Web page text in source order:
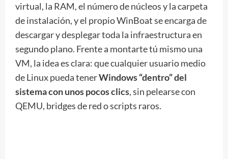
virtual, la RAM, el número de núcleos y la carpeta
de instalación, y el propio WinBoat se encarga de
descargar y desplegar toda la infraestructura en
segundo plano. Frente a montarte tú mismo una
VM, la idea es clara: que cualquier usuario medio
de Linux pueda tenerWindows “dentro” del
sistema con unos pocos clics, sin pelearse con
QEMU, bridges de red o scripts raros.